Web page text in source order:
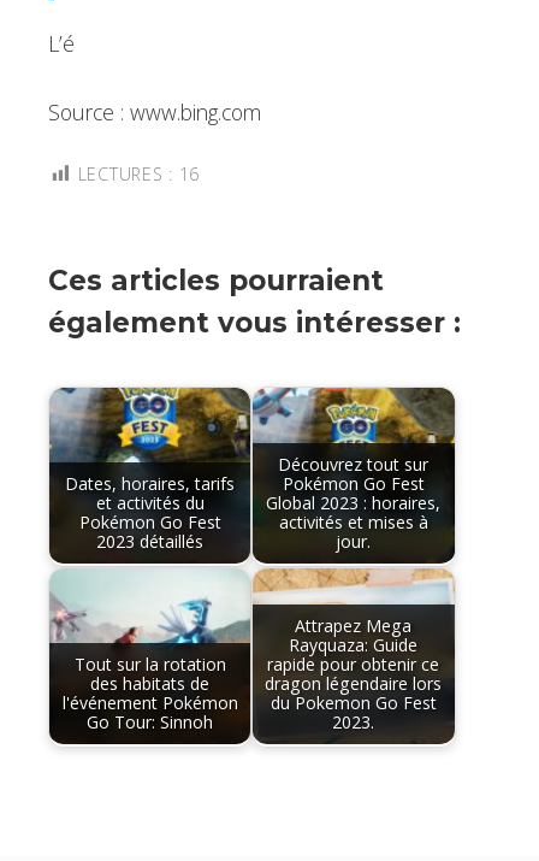
L’é
Source : www.bing.com
LECTURES : 16
Ces articles pourraient
également vous intéresser :
Dates, horaires, tarifs
et activités du
Pokémon Go Fest
2023 détaillés
Découvrez tout sur
Pokémon Go Fest
Global 2023 : horaires,
activités et mises à
jour.
Tout sur la rotation
des habitats de
l'événement Pokémon
Go Tour: Sinnoh
Attrapez Mega
Rayquaza: Guide
rapide pour obtenir ce
dragon légendaire lors
du Pokemon Go Fest
2023.